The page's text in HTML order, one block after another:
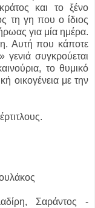
και το ξένο
τη γη που ο ίδιος
για μία ημέρα.
Αυτή που κάποτε
συγκρούεται
το θυμικό
οικογένεια με την
Σαράντος -